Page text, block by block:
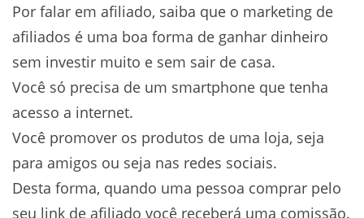
Por falar em afiliado, saiba que o marketing de
afiliados é uma boa forma de ganhar dinheiro
sem investir muito e sem sair de casa.
Você só precisa de um smartphone que tenha
acesso a internet.
Você promover os produtos de uma loja, seja
para amigos ou seja nas redes sociais.
Desta forma, quando uma pessoa comprar pelo
seu link de afiliado você receberá uma comissão.